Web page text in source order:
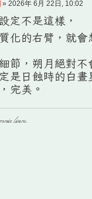
» 2026年 6月 22日, 10:02
定不是這樣，
化的右臂，就會
節，朔月絕對不
是日蝕時的白晝
完美。
licere.